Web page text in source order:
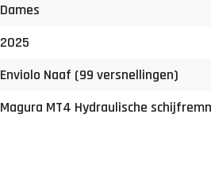
Dames
2025
Enviolo Naaf (99 versnellingen)
Magura MT4 Hydraulische